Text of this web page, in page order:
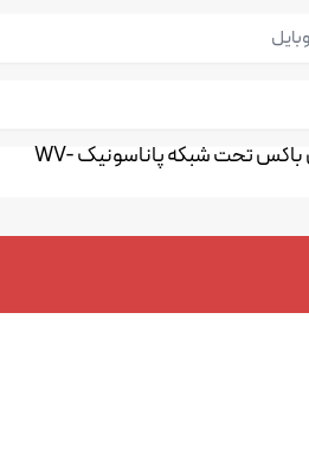
دوربین باکس تحت شبکه پاناسونیک WV-